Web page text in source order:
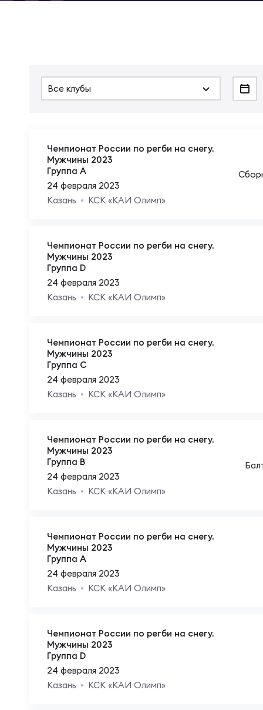
Магазин
Контакты
Все клубы
Чемпионат России по регби на снегу.
Мужчины 2023
Группа A
24 февраля 2023
Казань
КСК «КАИ Олимп»
Чемпионат России по регби на снегу.
Мужчины 2023
Группа D
24 февраля 2023
Казань
КСК «КАИ Олимп»
Чемпионат России по регби на снегу.
Мужчины 2023
Группа C
24 февраля 2023
Казань
КСК «КАИ Олимп»
Чемпионат России по регби на снегу.
Мужчины 2023
Группа B
24 февраля 2023
Казань
КСК «КАИ Олимп»
Чемпионат России по регби на снегу.
Мужчины 2023
Группа A
24 февраля 2023
Казань
КСК «КАИ Олимп»
Чемпионат России по регби на снегу.
Мужчины 2023
Группа D
24 февраля 2023
Казань
КСК «КАИ Олимп»